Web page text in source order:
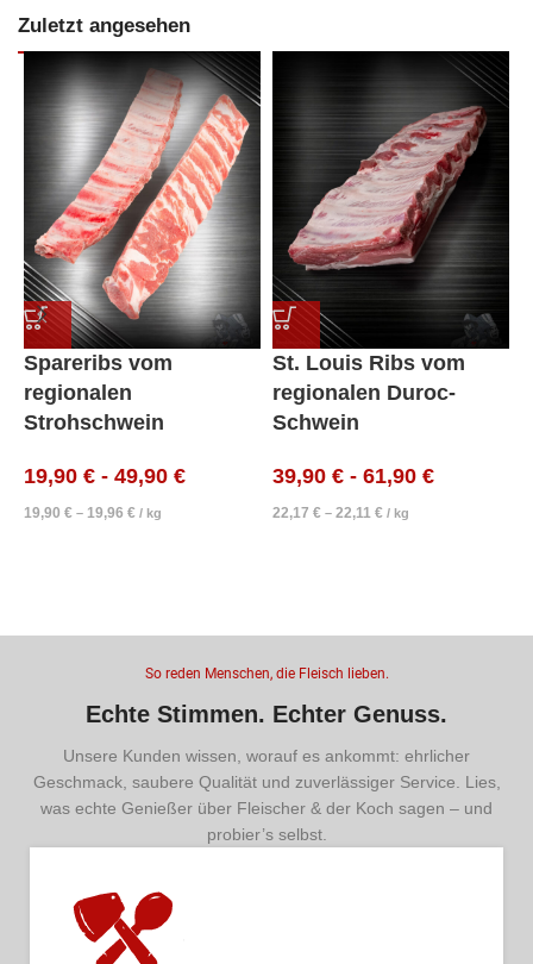
Zuletzt angesehen
Spareribs vom
regionalen
Strohschwein
19,90 € - 49,90 €
19,90 € – 19,96 € / kg
St. Louis Ribs vom
regionalen Duroc-
Schwein
39,90 €- 61,90 €
22,17 €– 22,11 €/ kg
So reden Menschen, die Fleisch lieben.
Echte Stimmen. Echter Genuss.
Unsere Kunden wissen, worauf es ankommt: ehrlicher
Geschmack, saubere Qualität und zuverlässiger Service. Lies,
was echte Genießer über Fleischer & der Koch sagen – und
probier’s selbst.